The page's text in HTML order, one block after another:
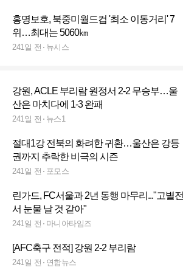
홍명보호, 북중미월드컵 '최소 이동거리' 7
위…최대는 5060㎞
241일 전 뉴시스
강원, ACLE 부리람 원정서 2-2 무승부…울
산은 마치다에 1-3 완패
241일 전 뉴스1
절대1강 전북의 화려한 귀환…울산은 강등
권까지 추락한 비극의 시즌
241일 전 포모스
린가드, FC서울과 2년 동행 마무리..."고별전
서 눈물 날 것 같아"
241일 전 마니아타임즈
[AFC축구 전적] 강원 2-2 부리람
241일 전 연합뉴스